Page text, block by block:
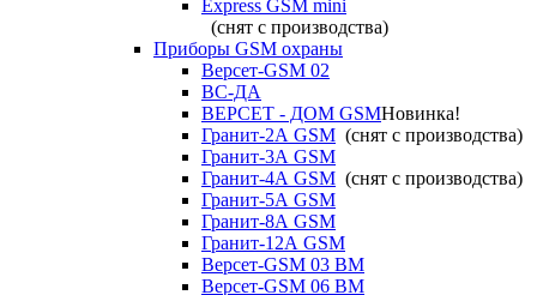
Express GSM mini
(снят с производства)
Приборы GSM охраны
Версет-GSM 02
ВС-ДА
ВЕРСЕТ - ДОМ GSMНовинка!
Гранит-2А GSM (снят с производства)
Гранит-3А GSM
Гранит-4А GSM (снят с производства)
Гранит-5А GSM
Гранит-8А GSM
Гранит-12А GSM
Версет-GSM 03 ВМ
Версет-GSM 06 ВМ